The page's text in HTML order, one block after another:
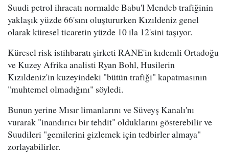
Suudi petrol ihracatı normalde Babu'l Mendeb trafiğinin
yaklaşık yüzde 66'sını oluştururken Kızıldeniz genel
olarak küresel ticaretin yüzde 10 ila 12'sini taşıyor.
Küresel risk istihbaratı şirketi RANE'in kıdemli Ortadoğu
ve Kuzey Afrika analisti Ryan Bohl, Husilerin
Kızıldeniz'in kuzeyindeki "bütün trafiği" kapatmasının
"muhtemel olmadığını" söyledi.
Bunun yerine Mısır limanlarını ve Süveyş Kanalı'nı
vurarak "inandırıcı bir tehdit" olduklarını gösterebilir ve
Suudileri "gemilerini gizlemek için tedbirler almaya"
zorlayabilirler.